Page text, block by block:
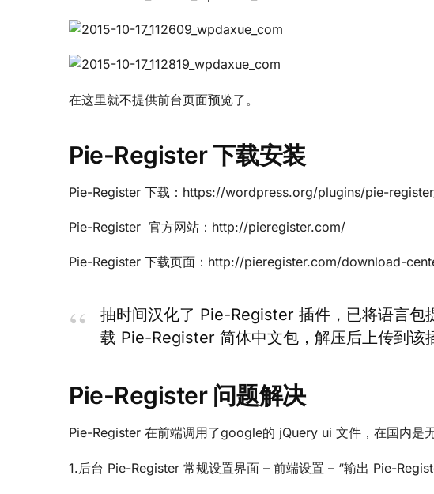
在这里就不提供前台页面预览了。
Pie-Register 下载安装
Pie-Register 下载：https://wordpress.org/plugins/pie-
Pie-Register 官方网站：http://pieregister.com/
Pie-Register 下载页面：http://pieregister.com/download-
抽时间汉化了 Pie-Register 插件，已将语言包
载 Pie-Register 简体中文包，解压后上传到该
Pie-Register 问题解决
Pie-Register 在前端调用了google的 jQuery ui 文件，在国内是
1.后台 Pie-Register 常规设置界面 – 前端设置 – “输出 Pie-